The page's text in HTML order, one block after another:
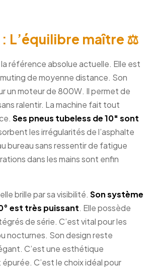
: L’équilibre maître ⚖️
référence absolue actuelle. Elle est
de moyenne distance. Son
un moteur de 800W. Il permet de
ralentir. La machine fait tout
Ses pneus tubeless de 10″ sont
les irrégularités de l’asphalte
bureau sans ressentir de fatigue
dans les mains sont enfin
brille par sa visibilité. Son système
est très puissant. Elle possède
de série. C’est vital pour les
nocturnes. Son design reste
C’est une esthétique
C’est le choix idéal pour